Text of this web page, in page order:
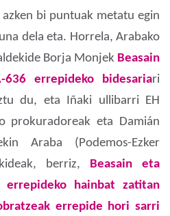
bi puntuak metatu egin
dela eta. Horrela, Arabako
Borja Monjek Beasain
errepideko bidesariari
du, eta Iñaki ullibarri EH
prokuradoreak eta Damián
Araba (Podemos-Ezker
berriz, Beasain eta
errepideko hainbat zatitan
errepide hori sarri